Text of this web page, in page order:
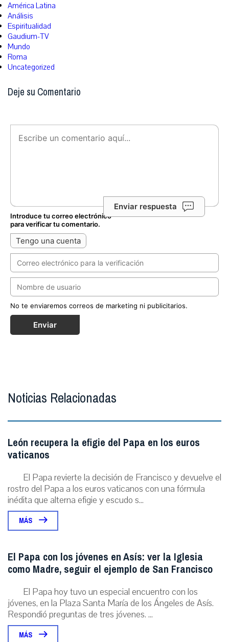
América Latina
Análisis
Espiritualidad
Gaudium-TV
Mundo
Roma
Uncategorized
Deje su Comentario
Enviar respuesta
Introduce tu correo electrónico
para verificar tu comentario.
Tengo una cuenta
No te enviaremos correos de marketing ni publicitarios.
Enviar
Noticias Relacionadas
León recupera la efigie del Papa en los euros
vaticanos
El Papa revierte la decisión de Francisco y devuelve el
rostro del Papa a los euros vaticanos con una fórmula
inédita que alterna efigie y escudo s...
MÁS
El Papa con los jóvenes en Asís: ver la Iglesia
como Madre, seguir el ejemplo de San Francisco
El Papa hoy tuvo un especial encuentro con los
jóvenes, en la Plaza Santa María de los Ángeles de Asís.
Respondió preguntas de tres jóvenes. ...
MÁS